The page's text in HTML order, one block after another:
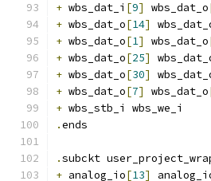
+ wbs_dat_i [9] wbs_dat_o
+ wbs_dat_o[14]
+ wbs_dat_o[1] wbs_dat_o
+ wbs_dat_o[25]
+ wbs_dat_o[30]
+ wbs_dat_o[7] wbs_dat_o
+ wbs_stb_i wbs_we_i
.ends
.subckt
+ analog_io[13]